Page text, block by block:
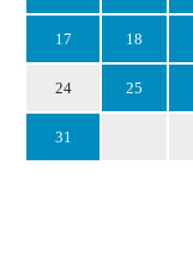
17 18
24 25
31